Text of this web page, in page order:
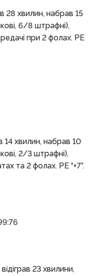
28 хвилин, набрав 15
6/8 штрафні),
при 2 фолах. РЕ
14 хвилин, набрав 10
2/3 штрафні),
та 2 фолах. РЕ “+7”.
відіграв 23 хвилини,